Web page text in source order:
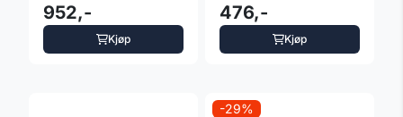
inSPORTline Amalira
952,-
Kjøp
476,-
Kjøp
-29%